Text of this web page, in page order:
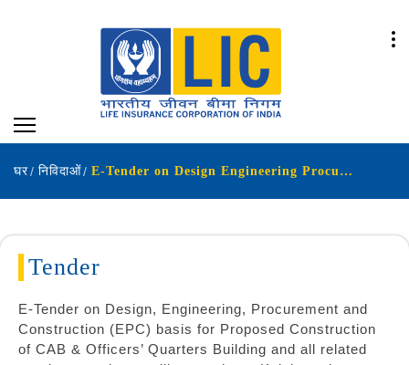
घर निविदाओं E-Tender on Design Engineering Procurement and Construction EPC basis for Proposed Construction of CAB Officers Quarters Building and all related services other ancillary works at Kalaburagi Gulbarga Karnataka
Tender
E-Tender on Design, Engineering, Procurement and
Construction (EPC) basis for Proposed Construction
of CAB & Officers’ Quarters Building and all related